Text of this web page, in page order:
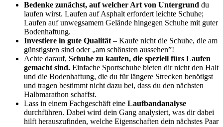
Bedenke zunächst, auf welcher Art von Untergrund du
laufen wirst. Laufen auf Asphalt erfordert leichte Schuhe;
Laufen auf unwegsamem Gelände hingegen Schuhe mit guter
Bodenhaftung.
Investiere in gute Qualität – Kaufe nicht die Schuhe, die am
günstigsten sind oder „am schönsten aussehen”!
Achte darauf, Schuhe zu kaufen, die speziell fürs Laufen
gemacht sind. Einfache Sportschuhe bieten dir nicht den Halt
und die Bodenhaftung, die du für längere Strecken benötigst
und tragen bestimmt nicht dazu bei, dass du den nächsten
Halbmarathon schaffst.
Lass in einem Fachgeschäft eine Laufbandanalyse
durchführen. Dabei wird dein Gang analysiert, was dir dabei
hilft herauszufinden, welche Eigenschaften dein nächstes Paar